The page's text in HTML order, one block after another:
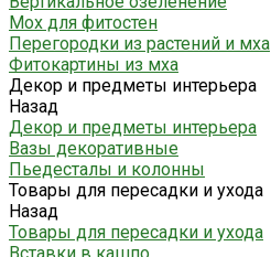
Мох для фитостен
Перегородки из растений и мха
Фитокартины из мха
Декор и предметы интерьера
Назад
Декор и предметы интерьера
Вазы декоративные
Пьедесталы и колонны
Товары для пересадки и ухода
Назад
Товары для пересадки и ухода